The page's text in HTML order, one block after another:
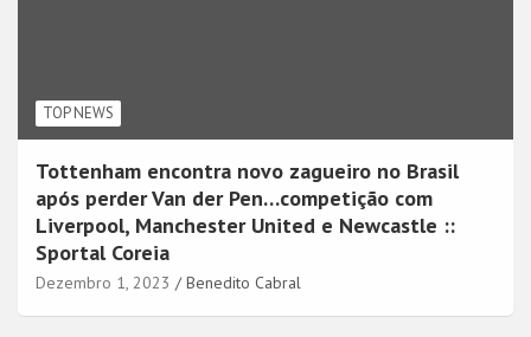
TOP NEWS
Tottenham encontra novo zagueiro no Brasil
após perder Van der Pen…competição com
Liverpool, Manchester United e Newcastle ::
Sportal Coreia
Dezembro 1, 2023 Benedito Cabral